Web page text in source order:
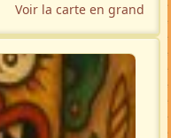
Voir la carte en grand